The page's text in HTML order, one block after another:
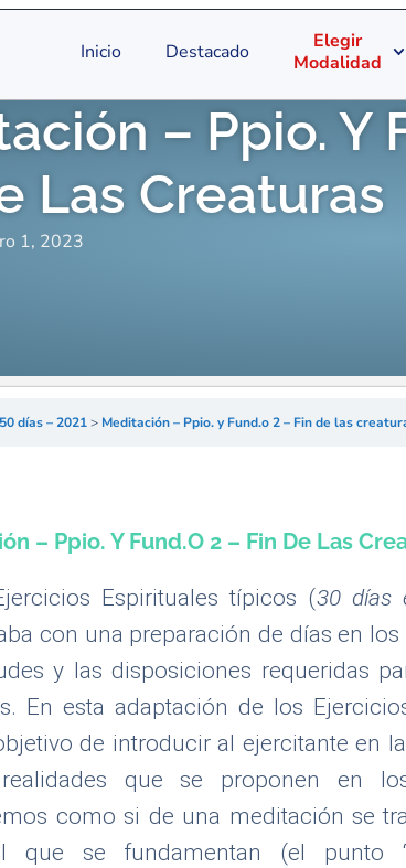
Inicio Destacado
Elegir
Modalidad
– Ppio. Y
Las Creaturas
1, 2023
días – 2021 Meditación – Ppio. y Fund.o 2 – Fin de las
– Ppio. Y Fund.o 2 – Fin De Las
Espirituales típicos (30 días
con una preparación de días en
y las disposiciones requeridas
En esta adaptación de los
de introducir al ejercitante en
que se proponen en
como si de una meditación se
que se fundamentan (el punto